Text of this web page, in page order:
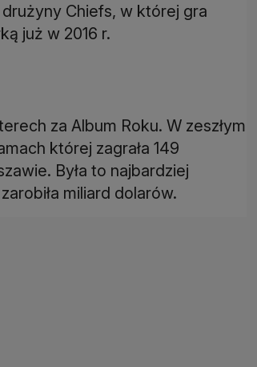
Chiefs, w której gra
już w 2016 r.
za Album Roku. W zeszłym
której zagrała 149
Była to najbardziej
miliard dolarów.